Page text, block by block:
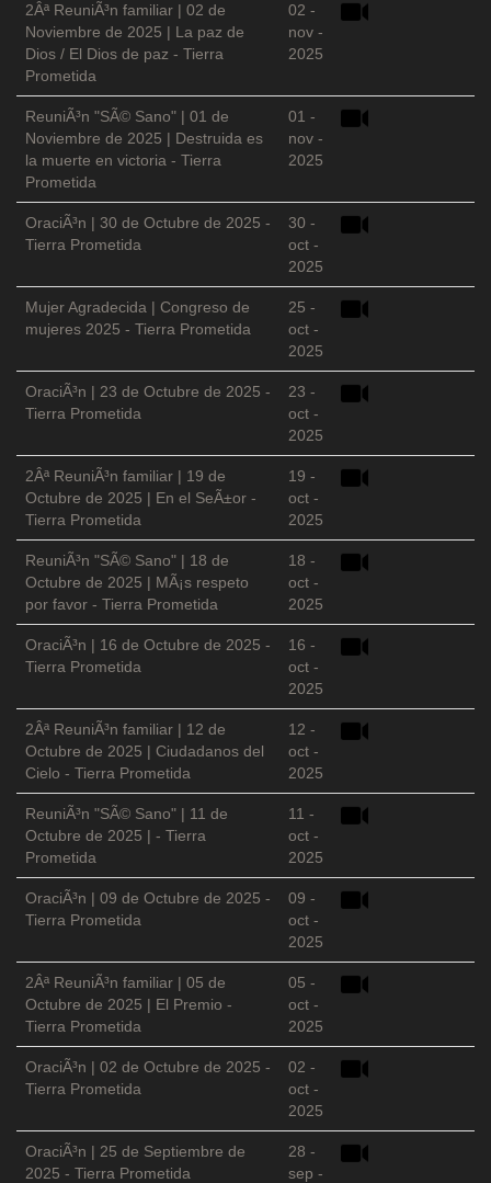
2Âª ReuniÃ³n familiar | 02 de
Noviembre de 2025 | La paz de
Dios / El Dios de paz - Tierra
Prometida
02 -
nov -
2025
ReuniÃ³n "SÃ© Sano" | 01 de
Noviembre de 2025 | Destruida es
la muerte en victoria - Tierra
Prometida
01 -
nov -
2025
OraciÃ³n | 30 de Octubre de 2025 -
Tierra Prometida
30 -
oct -
2025
Mujer Agradecida | Congreso de
mujeres 2025 - Tierra Prometida
25 -
oct -
2025
OraciÃ³n | 23 de Octubre de 2025 -
Tierra Prometida
23 -
oct -
2025
2Âª ReuniÃ³n familiar | 19 de
Octubre de 2025 | En el SeÃ±or -
Tierra Prometida
19 -
oct -
2025
ReuniÃ³n "SÃ© Sano" | 18 de
Octubre de 2025 | MÃ¡s respeto
por favor - Tierra Prometida
18 -
oct -
2025
OraciÃ³n | 16 de Octubre de 2025 -
Tierra Prometida
16 -
oct -
2025
2Âª ReuniÃ³n familiar | 12 de
Octubre de 2025 | Ciudadanos del
Cielo - Tierra Prometida
12 -
oct -
2025
ReuniÃ³n "SÃ© Sano" | 11 de
Octubre de 2025 | - Tierra
Prometida
11 -
oct -
2025
OraciÃ³n | 09 de Octubre de 2025 -
Tierra Prometida
09 -
oct -
2025
2Âª ReuniÃ³n familiar | 05 de
Octubre de 2025 | El Premio -
Tierra Prometida
05 -
oct -
2025
OraciÃ³n | 02 de Octubre de 2025 -
Tierra Prometida
02 -
oct -
2025
OraciÃ³n | 25 de Septiembre de
2025 - Tierra Prometida
28 -
sep -